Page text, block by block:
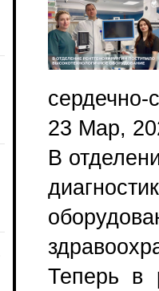
сердечно-
23 Мар,
В
Теперь в